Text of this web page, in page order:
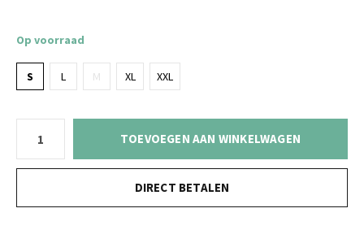
Op voorraad
S L M XL XXL
TOEVOEGEN AAN WINKELWAGEN
DIRECT BETALEN